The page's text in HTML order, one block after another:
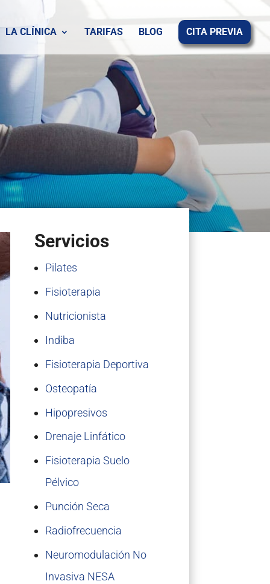
LA CLÍNICA TARIFAS BLOG CITA PREVIA
Servicios
Pilates
Fisioterapia
Nutricionista
Indiba
Fisioterapia Deportiva
Osteopatía
Hipopresivos
Drenaje Linfático
Fisioterapia Suelo
Pélvico
Punción Seca
Radiofrecuencia
Neuromodulación No
Invasiva NESA